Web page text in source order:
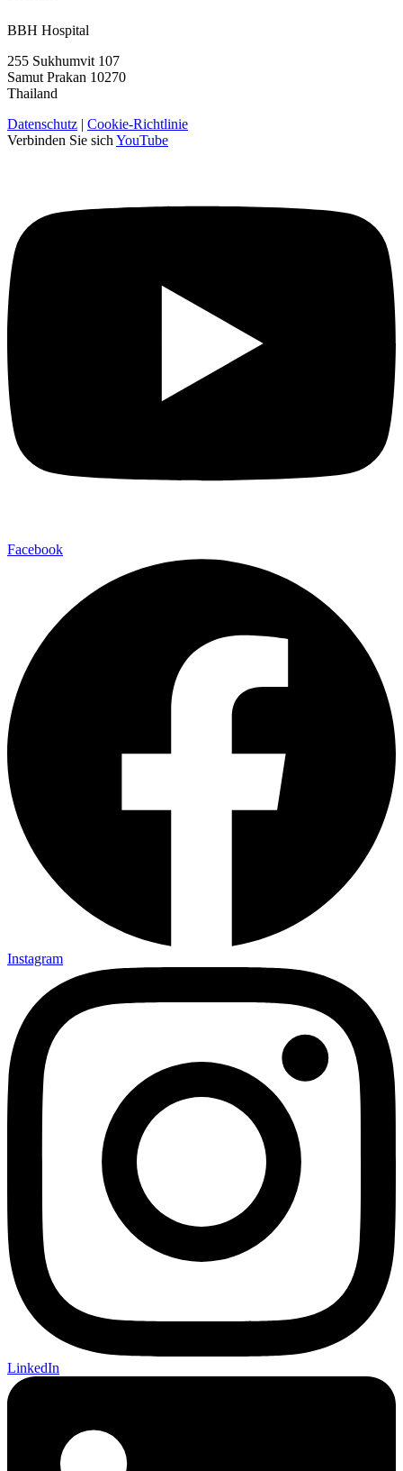
BBH Hospital
255 Sukhumvit 107
Samut Prakan 10270
Thailand
Datenschutz | Cookie-Richtlinie
Verbinden Sie sich YouTube
Facebook
Instagram
LinkedIn